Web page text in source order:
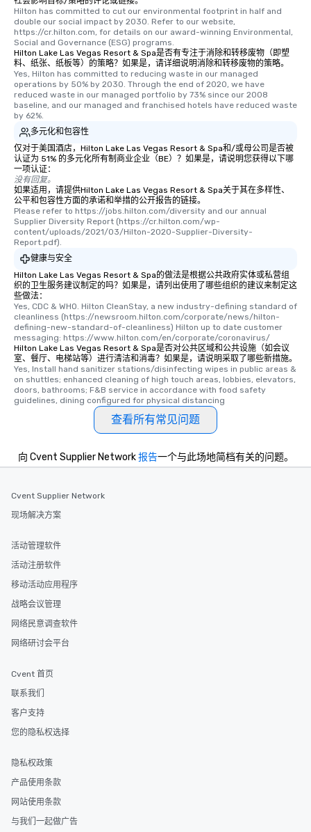
Hilton has committed to cut our environmental footprint in half and
double our social impact by 2030. Refer to our website,
https://cr.hilton.com, for details on our award-winning Environmental,
Social and Governance (ESG) programs.
Hilton Lake Las Vegas Resort & Spa是否有专注于消除和转移废物（即塑
料、纸张、纸板等）的策略？如果是，请详细说明消除和转移废物的策略。
Yes, Hilton has committed to reducing waste in our managed
operations by 50% by 2030. Through the end of 2020, we have
reduced waste in our managed portfolio by 73% since our 2008
baseline, and our managed and franchised hotels have reduced waste
by 62%.
多元化和包容性
仅对于美国酒店，Hilton Lake Las Vegas Resort & Spa和/或母公司是否被
认证为 51% 的多元化所有制商业企业（BE）？如果是，请说明您获得以下哪
一项认证：
没有回复。
如果适用，请提供Hilton Lake Las Vegas Resort & Spa关于其在多样性、
公平和包容性方面的承诺和举措的公开报告的链接。
Please refer to https://jobs.hilton.com/diversity and our annual
Supplier Diversity Report (https://cr.hilton.com/wp-
content/uploads/2021/03/Hilton-2020-Supplier-Diversity-
Report.pdf).
健康与安全
Hilton Lake Las Vegas Resort & Spa的做法是根据公共政府实体或私营组
织的卫生服务建议制定的吗？如果是，请列出使用了哪些组织的建议来制定这
些做法：
Yes, CDC & WHO. Hilton CleanStay, a new industry-defining standard of
cleanliness (https://newsroom.hilton.com/corporate/news/hilton-
defining-new-standard-of-cleanliness) Hilton up to date customer
messaging: https://www.hilton.com/en/corporate/coronavirus/
Hilton Lake Las Vegas Resort & Spa是否对公共区域和公共设施（如会议
室、餐厅、电梯站等）进行清洁和消毒？如果是，请说明采取了哪些新措施。
Yes, Install hand sanitizer stations/disinfecting wipes in public areas &
on shuttles; enhanced cleaning of high touch areas, lobbies, elevators,
doors, bathrooms; F&B service in accordance with food safety
guidelines, dining configured for physical distancing
查看所有常见问题
向 Cvent Supplier Network报告一个与此场地简档有关的问题。
Cvent Supplier Network
现场解决方案
活动管理软件
活动注册软件
移动活动应用程序
战略会议管理
网络民意调查软件
网络研讨会平台
Cvent 首页
联系我们
客户支持
您的隐私权选择
隐私权政策
产品使用条款
网站使用条款
与我们一起做广告